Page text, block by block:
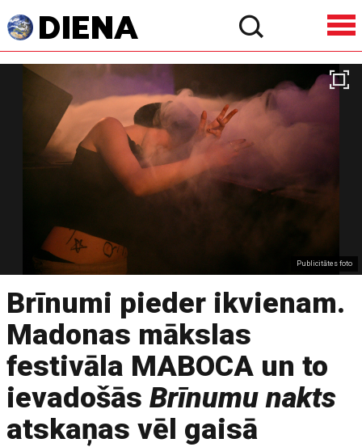
Publicitātes foto
Brīnumi pieder ikvienam.
Madonas mākslas
festivāla MABOCA un to
ievadošāsBrīnumu nakts
atskaņas vēl gaisā